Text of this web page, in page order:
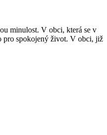
minulost. V obci, která se v
pro spokojený život. V obci, již